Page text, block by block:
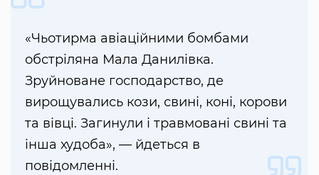
«Чьотирма авіаційними бомбами
обстріляна Мала Данилівка.
Зруйноване господарство, де
вирощувались кози, свині, коні, корови
та вівці. Загинули і травмовані свині та
інша худоба», — йдеться в
повідомленні.